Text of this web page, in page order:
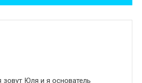
Юля и я основатель